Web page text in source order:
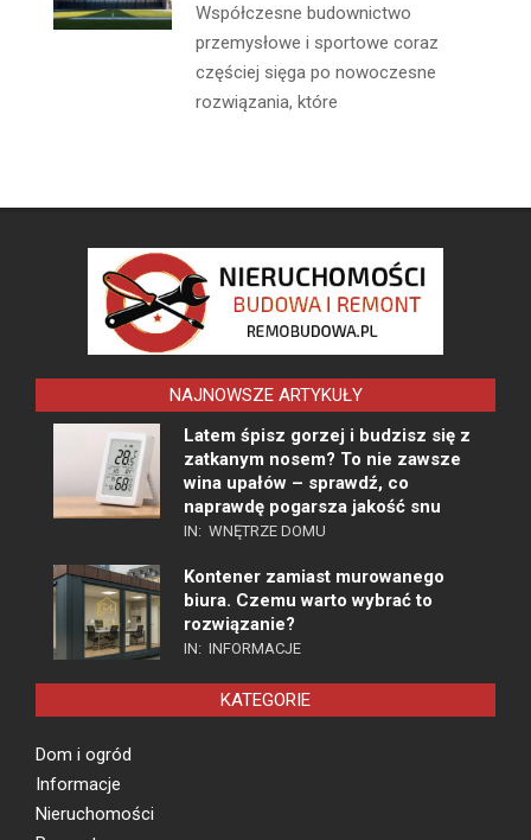
Współczesne budownictwo
przemysłowe i sportowe coraz
częściej sięga po nowoczesne
rozwiązania, które
NAJNOWSZE ARTYKUŁY
Latem śpisz gorzej i budzisz się z
zatkanym nosem? To nie zawsze
wina upałów – sprawdź, co
naprawdę pogarsza jakość snu
IN: WNĘTRZE DOMU
Kontener zamiast murowanego
biura. Czemu warto wybrać to
rozwiązanie?
IN: INFORMACJE
KATEGORIE
Dom i ogród
Informacje
Nieruchomości